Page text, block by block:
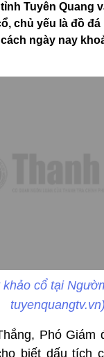
Tuyên Quang
chủ yếu là đồ
ngày nay
cổ tại
tuyenquangtv.vn)
Phó Giám
biết dấu tích